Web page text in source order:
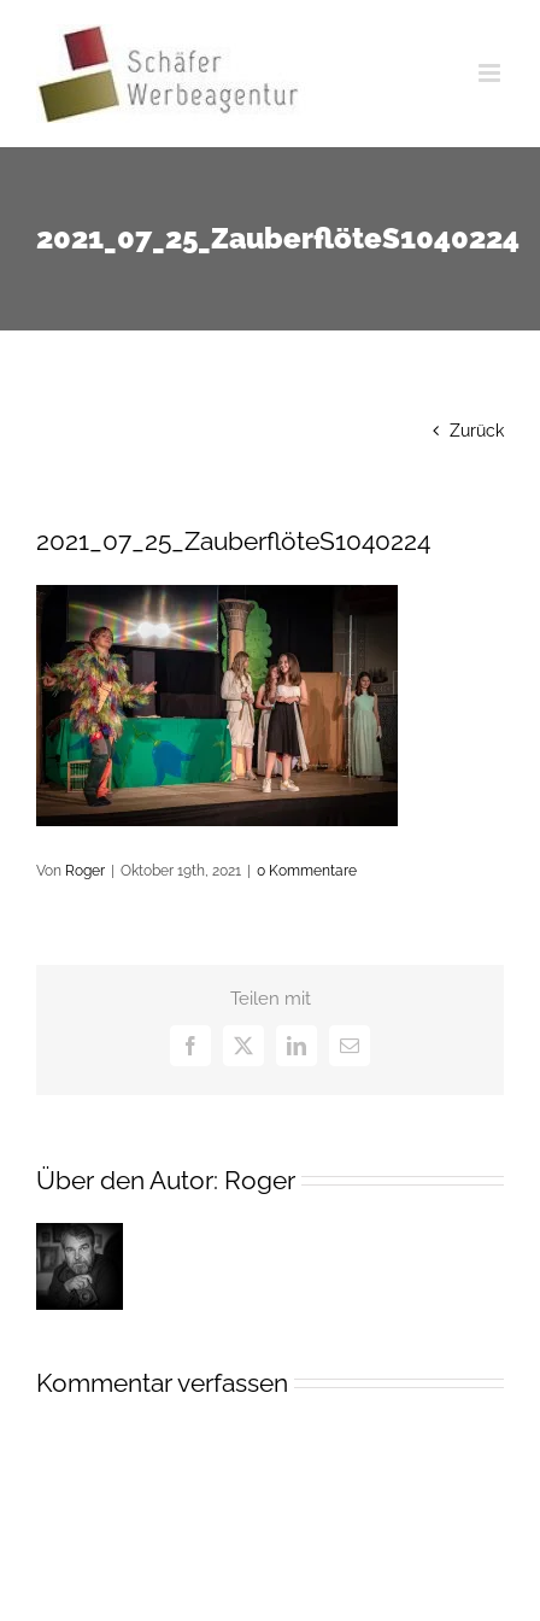
springen
2021_07_25_ZauberflöteS1040224
Zurück
2021_07_25_ZauberflöteS1040224
Von Roger Oktober 19th, 2021 0 Kommentare
Teilen mit
Facebook
X LinkedIn
E-
Über den Autor: Roger
Kommentar verfassen